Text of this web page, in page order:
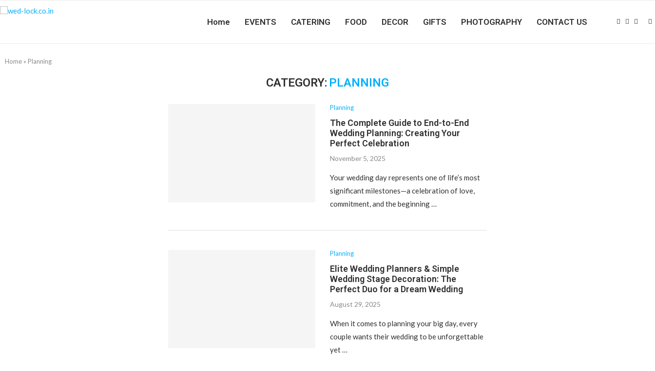
Home EVENTS CATERING FOOD DECOR GIFTS PHOTOGRAPHY CONTACT US
Home » Planning
CATEGORY: PLANNING
Planning
The Complete Guide to End-to-End
Wedding Planning: Creating Your
Perfect Celebration
November 5, 2025
Your wedding day represents one of life’s most
significant milestones—a celebration of love,
commitment, and the beginning …
Planning
Elite Wedding Planners & Simple
Wedding Stage Decoration: The
Perfect Duo for a Dream Wedding
August 29, 2025
When it comes to planning your big day, every
couple wants their wedding to be unforgettable
yet …